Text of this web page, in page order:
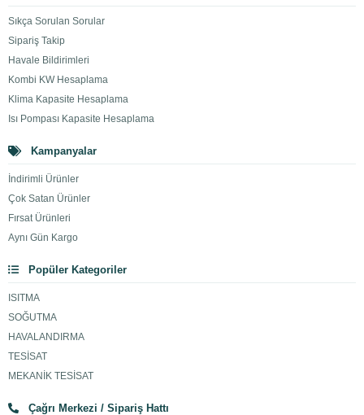
Sıkça Sorulan Sorular
Sipariş Takip
Havale Bildirimleri
Kombi KW Hesaplama
Klima Kapasite Hesaplama
Isı Pompası Kapasite Hesaplama
Kampanyalar
İndirimli Ürünler
Çok Satan Ürünler
Fırsat Ürünleri
Aynı Gün Kargo
Popüler Kategoriler
ISITMA
SOĞUTMA
HAVALANDIRMA
TESİSAT
MEKANİK TESİSAT
Çağrı Merkezi / Sipariş Hattı